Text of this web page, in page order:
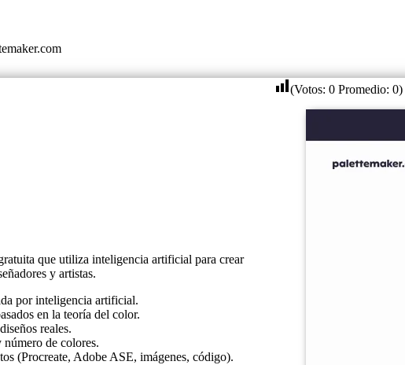
que utiliza inteligencia artificial para crear
y artistas.
por inteligencia artificial.
en la teoría del color.
reales.
de colores.
(Procreate, Adobe ASE, imágenes, código).
(Votos: 0 Promedio: 0)